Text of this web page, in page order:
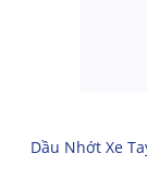
Dầu Nhớt Xe